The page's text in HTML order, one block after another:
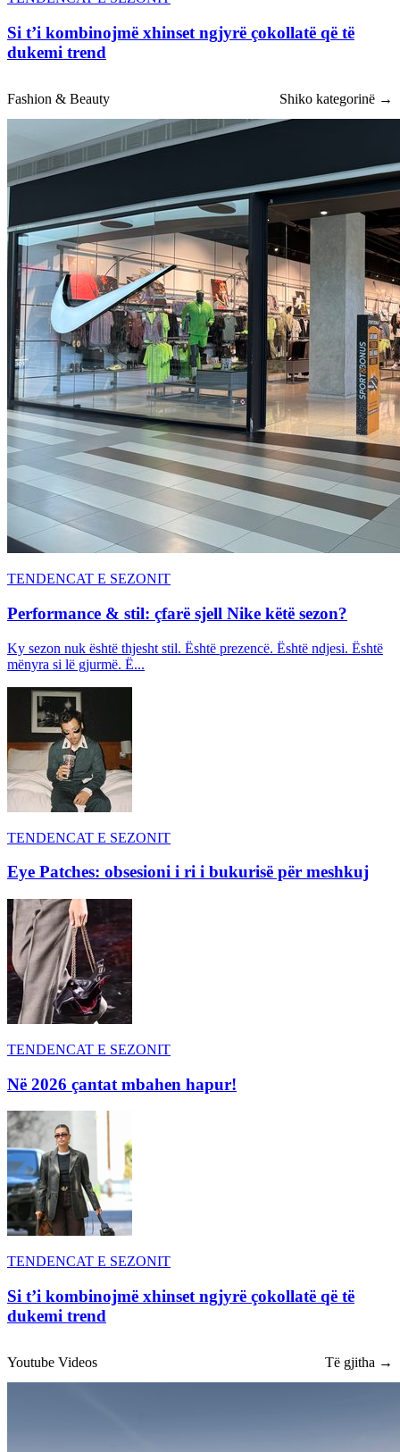
Si t’i kombinojmë xhinset ngjyrë çokollatë që të
dukemi trend
Fashion & Beauty Shiko kategorinë →
TENDENCAT E SEZONIT
Performance & stil: çfarë sjell Nike këtë sezon?
Ky sezon nuk është thjesht stil. Është prezencë. Është ndjesi. Është
mënyra si lë gjurmë. Ë...
TENDENCAT E SEZONIT
Eye Patches: obsesioni i ri i bukurisë për meshkuj
TENDENCAT E SEZONIT
Në 2026 çantat mbahen hapur!
TENDENCAT E SEZONIT
Si t’i kombinojmë xhinset ngjyrë çokollatë që të
dukemi trend
Youtube Videos Të gjitha →